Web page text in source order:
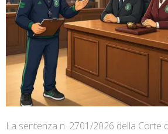
La sentenza n. 2701/2026 della Corte